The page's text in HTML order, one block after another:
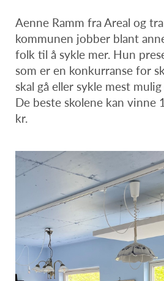
Aenne Ramm fra Areal og
kommunen jobber blant
folk til å sykle mer. Hun
som er en konkurranse for
skal gå eller sykle mest
De beste skolene kan vinne
kr.